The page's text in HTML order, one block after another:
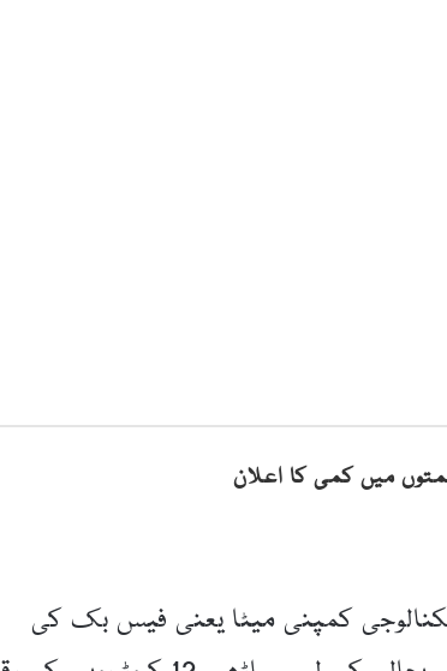
میں کمی کا اعلان
کمپنی میٹا یعنی فیس بک کی